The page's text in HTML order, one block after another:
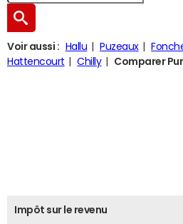
Voir aussi : Hallu Puzeaux
Hattencourt
Chilly Comparer
Impôt sur le revenu